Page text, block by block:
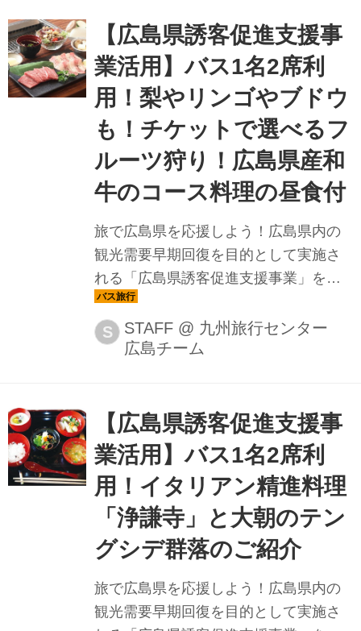
とうえん）に入場。また、約900羽もの
野生のうさぎが棲息することで知られ
ている大久野島（おおくのしま）でう
さぎと触れ合うことも！立ち寄り地の
島の人々とのふれあいとクルーズなら
ではの風景を堪能し、瀬戸内の魅力に
ふれてみませんか？
【広島県誘客促進支援事
業活用】バス1名2席利
用！梨やリンゴやブドウ
も！チケットで選べるフ
ルーツ狩り！広島県産和
牛のコース料理の昼食付
旅で広島県を応援しよう！広島県内の
観光需要早期回復を目的として実施さ
れる「広島県誘客促進支援事業」を活
用したプランをご紹介。今回は、広島
県産和牛のコース料理の昼食と、ブド
ウや梨・リンゴなど旬の果物をチケッ
S STAFF @ 九州旅行センター
広島チーム
【広島県誘客促進支援事
業活用】バス1名2席利
用！イタリアン精進料理
「浄謙寺」と大朝のテン
グシデ群落のご紹介
旅で広島県を応援しよう！広島県内の
観光需要早期回復を目的として実施さ